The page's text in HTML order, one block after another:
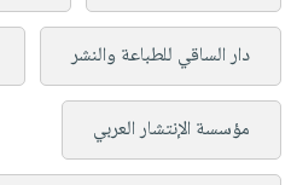
دار الساقي للطباعة والنشر
مؤسسة الإنتشار العربي